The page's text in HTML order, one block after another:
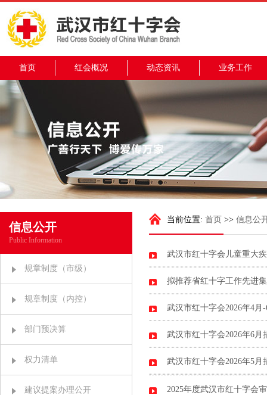
首页 红会概况 动态资讯 业务工作
信息公开
Public Information
规章制度（市级）
规章制度（内控）
部门预决算
权力清单
建议提案办理公开
当前位置: 首页 >> 信息公
武汉市红十字会儿童重大
拟推荐省红十字工作先进
武汉市红十字会2026年4
武汉市红十字会2026年6月
武汉市红十字会2026年5月
2025年度武汉市红十字会